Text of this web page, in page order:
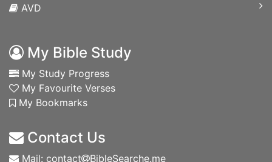
AVD
My Bible Study
My Study Progress
My Favourite Verses
My Bookmarks
Contact Us
Mail: contact
BibleSearche.me